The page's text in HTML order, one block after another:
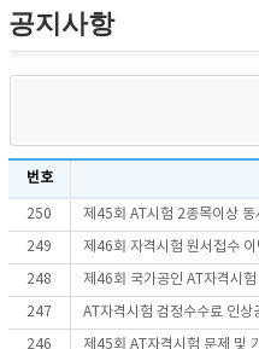
공지사항
번호
250 제45회 AT시험 2종목이상
249 제46회 자격시험 원서접수
248 제46회 국가공인 AT자격시
247 AT자격시험 검정수수료 인상
246 제45회 AT자격시험 문제 및